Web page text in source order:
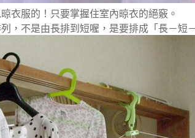
衣服的！只要掌握住室內晾衣的絕竅。
列，不是由長排到短喔，是要排成「長－